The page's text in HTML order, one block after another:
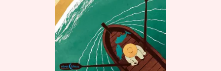
Fable, mythe, littérature et poésie
Princesses et princes, rois, reines et dragons
Ogres, monstres et sorcières